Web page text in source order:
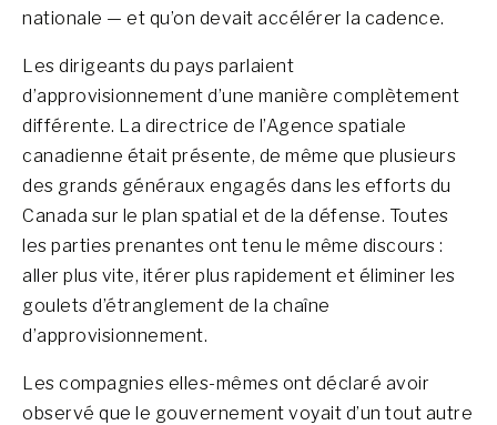
nationale — et qu’on devait accélérer la cadence.
Les dirigeants du pays parlaient
d’approvisionnement d’une manière complètement
différente. La directrice de l’Agence spatiale
canadienne était présente, de même que plusieurs
des grands généraux engagés dans les efforts du
Canada sur le plan spatial et de la défense. Toutes
les parties prenantes ont tenu le même discours :
aller plus vite, itérer plus rapidement et éliminer les
goulets d’étranglement de la chaîne
d’approvisionnement.
Les compagnies elles-mêmes ont déclaré avoir
observé que le gouvernement voyait d’un tout autre